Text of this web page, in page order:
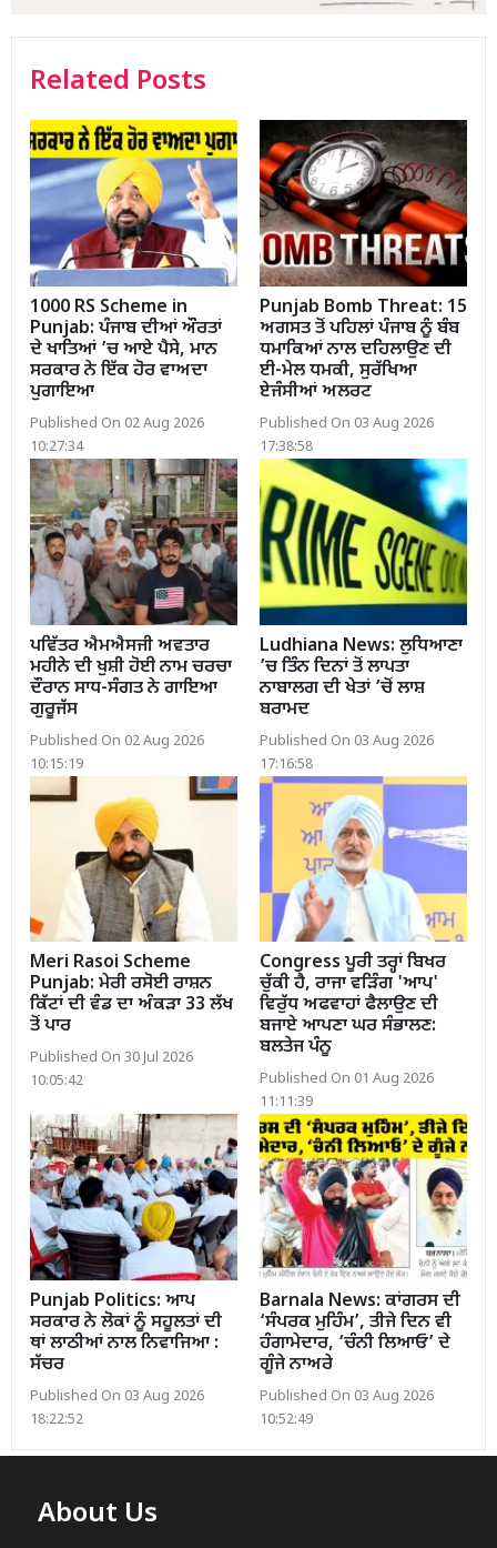
Related Posts
1000 RS Scheme in
Punjab: ਪੰਜਾਬ ਦੀਆਂ ਔਰਤਾਂ
ਦੇ ਖਾਤਿਆਂ ’ਚ ਆਏ ਪੈਸੇ, ਮਾਨ
ਸਰਕਾਰ ਨੇ ਇੱਕ ਹੋਰ ਵਾਅਦਾ
ਪੁਗਾਇਆ
Published On 02 Aug 2026
10:27:34
Punjab Bomb Threat: 15
ਅਗਸਤ ਤੋਂ ਪਹਿਲਾਂ ਪੰਜਾਬ ਨੂੰ ਬੰਬ
ਧਮਾਕਿਆਂ ਨਾਲ ਦਹਿਲਾਉਣ ਦੀ
ਈ-ਮੇਲ ਧਮਕੀ, ਸੁਰੱਖਿਆ
ਏਜੰਸੀਆਂ ਅਲਰਟ
Published On 03 Aug 2026
17:38:58
ਪਵਿੱਤਰ ਐਮਐਸਜੀ ਅਵਤਾਰ
ਮਹੀਨੇ ਦੀ ਖੁਸ਼ੀ ਹੋਈ ਨਾਮ ਚਰਚਾ
ਦੌਰਾਨ ਸਾਧ-ਸੰਗਤ ਨੇ ਗਾਇਆ
ਗੁਰੂਜੱਸ
Published On 02 Aug 2026
10:15:19
Ludhiana News: ਲੁਧਿਆਣਾ
’ਚ ਤਿੰਨ ਦਿਨਾਂ ਤੋਂ ਲਾਪਤਾ
ਨਾਬਾਲਗ ਦੀ ਖੇਤਾਂ ’ਚੋਂ ਲਾਸ਼
ਬਰਾਮਦ
Published On 03 Aug 2026
17:16:58
Meri Rasoi Scheme
Punjab: ਮੇਰੀ ਰਸੋਈ ਰਾਸ਼ਨ
ਕਿੱਟਾਂ ਦੀ ਵੰਡ ਦਾ ਅੰਕੜਾ 33 ਲੱਖ
ਤੋਂ ਪਾਰ
Published On 30 Jul 2026
10:05:42
Congress ਪੂਰੀ ਤਰ੍ਹਾਂ ਬਿਖਰ
ਚੁੱਕੀ ਹੈ, ਰਾਜਾ ਵੜਿੰਗ 'ਆਪ'
ਵਿਰੁੱਧ ਅਫਵਾਹਾਂ ਫੈਲਾਉਣ ਦੀ
ਬਜਾਏ ਆਪਣਾ ਘਰ ਸੰਭਾਲਣ:
ਬਲਤੇਜ ਪੰਨੂ
Published On 01 Aug 2026
11:11:39
Punjab Politics: ਆਪ
ਸਰਕਾਰ ਨੇ ਲੋਕਾਂ ਨੂੰ ਸਹੂਲਤਾਂ ਦੀ
ਥਾਂ ਲਾਠੀਆਂ ਨਾਲ ਨਿਵਾਜਿਆ :
ਸੱਚਰ
Published On 03 Aug 2026
18:22:52
Barnala News: ਕਾਂਗਰਸ ਦੀ
‘ਸੰਪਰਕ ਮੁਹਿੰਮ’, ਤੀਜੇ ਦਿਨ ਵੀ
ਹੰਗਾਮੇਦਾਰ, ‘ਚੰਨੀ ਲਿਆਓ’ ਦੇ
ਗੂੰਜੇ ਨਾਅਰੇ
Published On 03 Aug 2026
10:52:49
About Us